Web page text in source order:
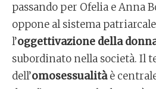
passando per Ofelia e Anna
oppone al sistema
l’oggettivazione della
subordinato nella società. Il
dell’omosessualitàè